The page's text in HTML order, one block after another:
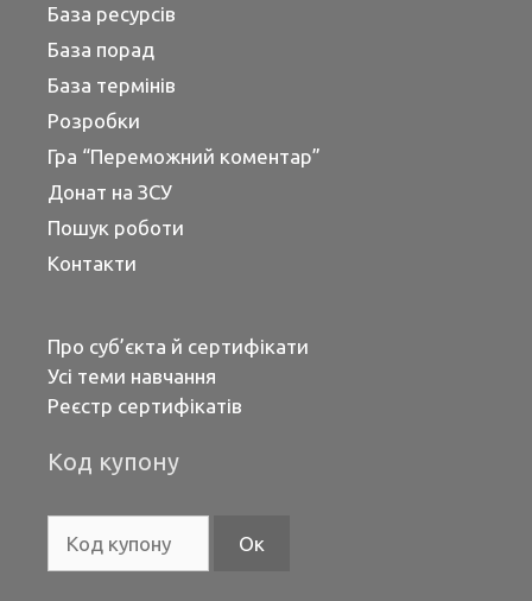
База ресурсів
База порад
База термінів
Розробки
Гра “Переможний коментар”
Донат на ЗСУ
Пошук роботи
Контакти
Про суб’єкта й сертифікати
Усі теми навчання
Реєстр сертифікатів
Код купону